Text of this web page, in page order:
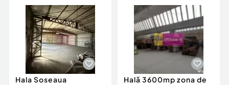
Hala Soseaua
Hală 3600mp zona de